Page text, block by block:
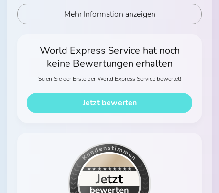
Mehr Information anzeigen
World Express Service hat noch
keine Bewertungen erhalten
Seien Sie der Erste der World Express Service bewertet!
Jetzt bewerten